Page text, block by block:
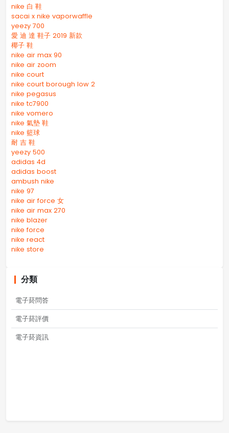
nike 白 鞋
sacai x nike vaporwaffle
yeezy 700
愛 迪 達 鞋子 2019 新款
椰子 鞋
nike air max 90
nike air zoom
nike court
nike court borough low 2
nike pegasus
nike tc7900
nike vomero
nike 氣墊 鞋
nike 籃球
耐 吉 鞋
yeezy 500
adidas 4d
adidas boost
ambush nike
nike 97
nike air force 女
nike air max 270
nike blazer
nike force
nike react
nike store
分類
電子菸問答
電子菸評價
電子菸資訊